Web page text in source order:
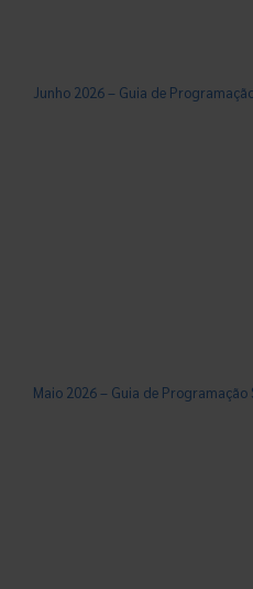
Junho 2026 – Guia de
Maio 2026 – Guia de Programação